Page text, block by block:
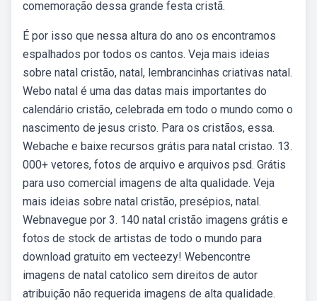
comemoração dessa grande festa cristã.
É por isso que nessa altura do ano os encontramos
espalhados por todos os cantos. Veja mais ideias
sobre natal cristão, natal, lembrancinhas criativas natal.
Webo natal é uma das datas mais importantes do
calendário cristão, celebrada em todo o mundo como o
nascimento de jesus cristo. Para os cristãos, essa.
Webache e baixe recursos grátis para natal cristao. 13.
000+ vetores, fotos de arquivo e arquivos psd. Grátis
para uso comercial imagens de alta qualidade. Veja
mais ideias sobre natal cristão, presépios, natal.
Webnavegue por 3. 140 natal cristão imagens grátis e
fotos de stock de artistas de todo o mundo para
download gratuito em vecteezy! Webencontre
imagens de natal catolico sem direitos de autor
atribuição não requerida imagens de alta qualidade.